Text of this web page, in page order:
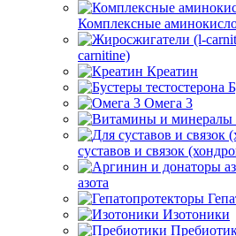
Комплексные
carnitine)
Креатин
Омега 3
суставов и связок
азота
Изотоники